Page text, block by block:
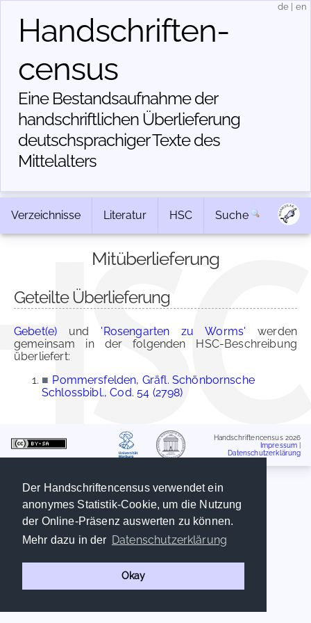
Der Handschriftencensus verwendet ein
anonymes Statistik-Cookie, um die Nutzung
der Online-Präsenz auswerten zu können.
Mehr dazu in der Datenschutzerklärung
Okay
Handschriften­
census
Eine Bestandsaufnahme der
handschriftlichen Über­lieferung
deutschsprachiger Texte des
Mittelalters
de en
Verzeichnisse Literatur HSC Suche
Mitüberlieferung
Geteilte Überlieferung
Gebet(e) und 'Rosengarten zu Worms' werden
gemeinsam in der folgenden HSC-Beschreibung
überliefert:
■ Pommersfelden, Gräfl. Schönbornsche
Schlossbibl., Cod. 54 (2798)
Handschriftencensus 2026
Impressum
Datenschutzerklärung